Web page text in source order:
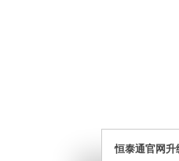
恒泰通官网升